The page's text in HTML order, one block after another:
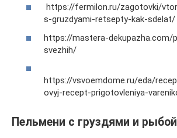
https://fermilon.ru/zagotovki/
s-gruzdyami-retsepty-kak-sdelat/
https://mastera-dekupazha.com/
svezhih/
https://vsvoemdome.ru/eda/
ovyj-recept-prigotovleniya-
Пельмени с груздями и рыбой